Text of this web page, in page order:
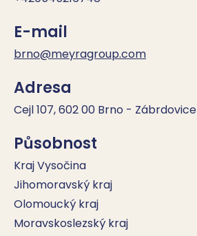
E-mail
brno@meyragroup.com
Adresa
Cejl 107, 602 00 Brno - Zábrdovice
Působnost
Kraj Vysočina
Jihomoravský kraj
Olomoucký kraj
Moravskoslezský kraj